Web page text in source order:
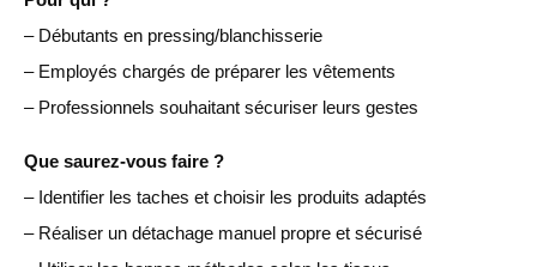
– Débutants en pressing/blanchisserie
– Employés chargés de préparer les vêtements
– Professionnels souhaitant sécuriser leurs gestes
Que saurez-vous faire ?
– Identifier les taches et choisir les produits adaptés
– Réaliser un détachage manuel propre et sécurisé